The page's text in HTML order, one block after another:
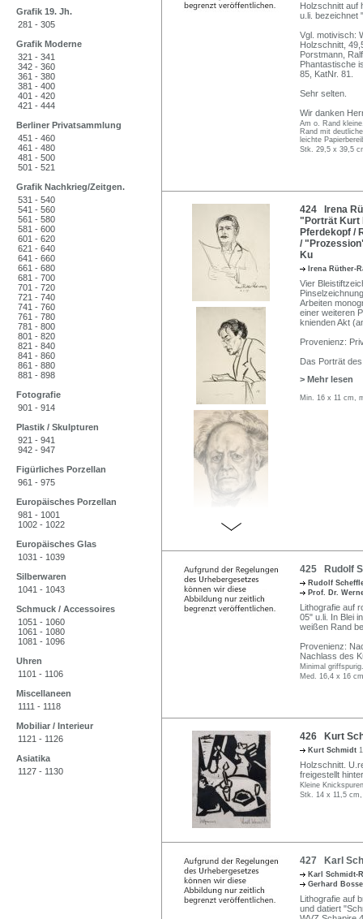
Grafik 19. Jh.
281 - 305
Grafik Moderne
321 - 341
342 - 360
361 - 380
381 - 400
401 - 420
421 - 444
Berliner Privatsammlung
451 - 460
461 - 480
481 - 500
501 - 521
Grafik Nachkrieg/Zeitgen.
531 - 540
541 - 560
561 - 580
581 - 600
601 - 620
621 - 640
641 - 660
661 - 680
681 - 700
701 - 720
721 - 740
741 - 760
761 - 780
781 - 800
801 - 820
821 - 840
841 - 860
861 - 880
881 - 898
Fotografie
901 - 914
Plastik / Skulpturen
921 - 941
942 - 947
Figürliches Porzellan
961 - 975
Europäisches Porzellan
981 - 1001
1002 - 1022
Europäisches Glas
1031 - 1039
Silberwaren
1041 - 1043
Schmuck / Accessoires
1051 - 1060
1061 - 1080
1081 - 1096
Uhren
1101 - 1106
Miscellaneen
1111 - 1118
Mobiliar / Interieur
1121 - 1126
Asiatika
1127 - 1130
Holzschnitt auf
u.li. bezeichnet
Vgl. motivisch:
Holzschnitt,
Porstmann,
Phantastische
85, KatNr. 81.
Sehr selten.
Wir danken
Am o. Rand
Rand mit
leichte
Stk. 29,5 x 39,5
424 Irena
"Porträt Kurt
Pferdekopf /
/
Ku
Irena Rüther-
Vier
Arbeiten
einer weiteren
knienden Akt
Provenienz:
Das Porträt
> Mehr lesen
Min. 16 x 11 cm,
425 Rudolf
Rudolf
Prof. Dr.
Lithografie auf
05" u.li. In Blei
weißen Rand
Provenienz:
Nachlass des
Minimal griffspurig.
Med. 16,4 x 16
426 Kurt
Kurt Schmidt
Holzschnitt.
freigestellt
Kleine
Stk. 14 x 11,5
427 Karl
Karl Schmidt-
Gerhard
Lithografie auf
und datiert